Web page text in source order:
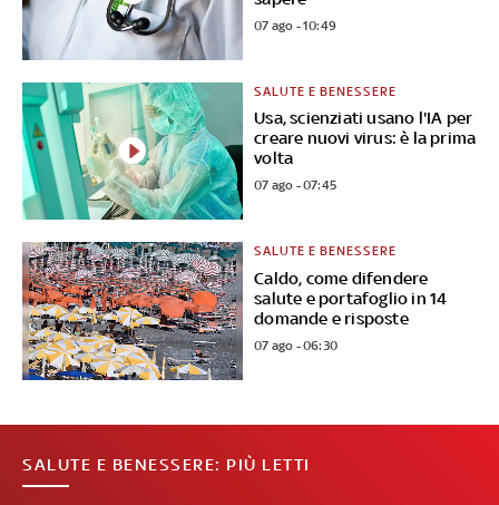
07 ago - 10:49
Usa, scienziati usano l'IA per
creare nuovi virus: è la prima
volta
SALUTE E BENESSERE
07 ago - 07:45
Caldo, come difendere
salute e portafoglio in 14
domande e risposte
SALUTE E BENESSERE
07 ago - 06:30
SALUTE E BENESSERE: PIÙ LETTI